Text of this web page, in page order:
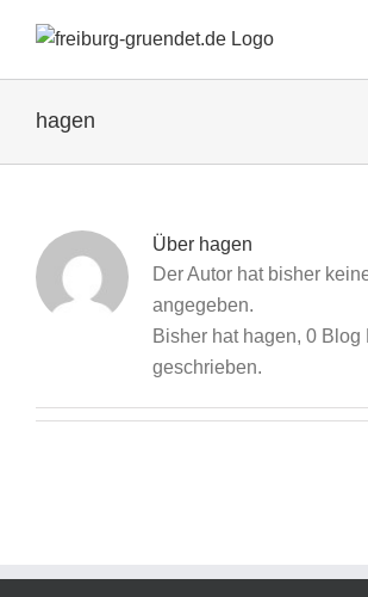
Inhalt
springen
hagen
Über hagen
Der Autor hat bisher
angegeben.
Bisher hat hagen, 0 Blog
geschrieben.